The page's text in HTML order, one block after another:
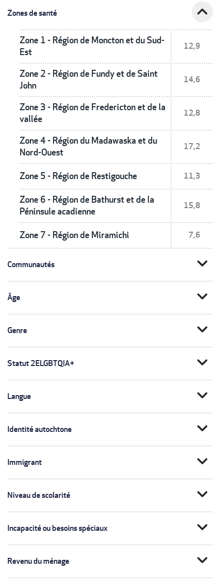
Zones de santé expand_less
Zone 1 - Région de Moncton et du Sud-
Est
12,9
Zone 2 - Région de Fundy et de Saint
John
14,6
Zone 3 - Région de Fredericton et de la
vallée
12,8
Zone 4 - Région du Madawaska et du
Nord-Ouest
17,2
Zone 5 - Région de Restigouche 11,3
Zone 6 - Région de Bathurst et de la
Péninsule acadienne
15,8
Zone 7 - Région de Miramichi 7,6
Communautés expand_more
Âge expand_more
Genre expand_more
Statut 2ELGBTQIA+ expand_more
Langue expand_more
Identité autochtone expand_more
Immigrant expand_more
Niveau de scolarité expand_more
Incapacité ou besoins spéciaux expand_more
Revenu du ménage expand_more